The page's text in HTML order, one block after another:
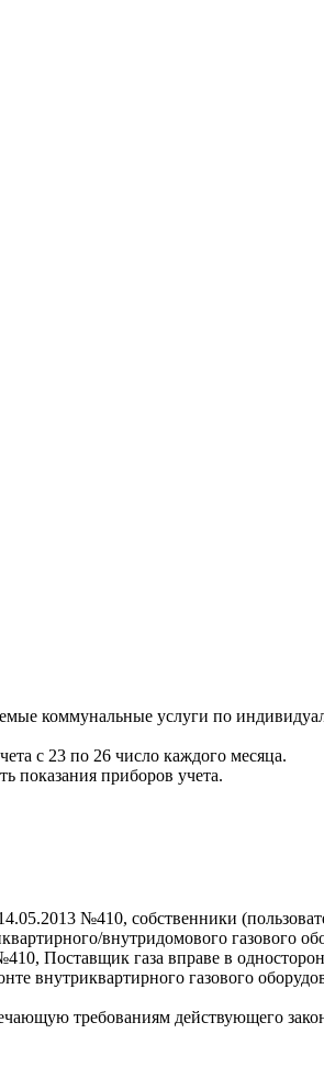
коммунальные услуги по
с 23 по 26 число каждого месяца.
показания приборов учета.
№410, собственники
внутридомового газового
Поставщик газа вправе в
внутриквартирного газового
требованиям действующего